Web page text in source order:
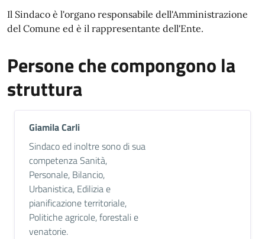
Il Sindaco è l'organo responsabile dell'Amministrazione
del Comune ed è il rappresentante dell'Ente.
Persone che compongono la
struttura
Giamila Carli
Descrizione breve
Sindaco ed inoltre sono di sua
competenza Sanità,
Personale, Bilancio,
Urbanistica, Edilizia e
pianificazione territoriale,
Politiche agricole, forestali e
venatorie.